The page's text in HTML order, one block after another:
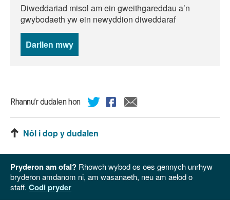
Diweddariad misol am ein gweithgareddau a’n
gwybodaeth yw ein newyddion diweddaraf
Darllen mwy
newyddion
Rhannu’r dudalen hon
Nôl i dop y dudalen
Pryderon am ofal? Rhowch wybod os oes gennych unrhyw
bryderon amdanom ni, am wasanaeth, neu am aelod o
staff. Codi pryder